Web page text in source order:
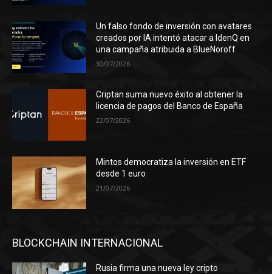
Un falso fondo de inversión con avatares
creados por IA intentó atacar a IdenQ en
una campaña atribuida a BlueNoroff
30/07/2026
Criptan suma nuevo éxito al obtener la
licencia de pagos del Banco de España
22/07/2026
Mintos democratiza la inversión en ETF
desde 1 euro
21/07/2026
BLOCKCHAIN INTERNACIONAL
Rusia firma una nueva ley cripto